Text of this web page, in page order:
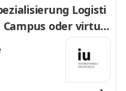
Logisti
oder virtuel